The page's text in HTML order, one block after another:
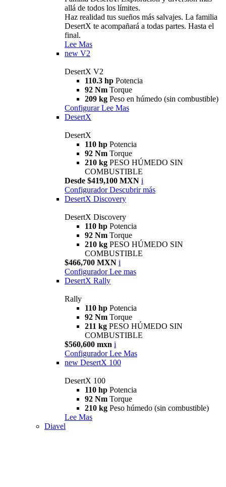
allá de todos los límites.
Haz realidad tus sueños más salvajes. La familia
DesertX te acompañará a todas partes. Hasta el
final.
Lee Mas
new V2
DesertX V2
110.3 hp Potencia
92 Nm Torque
209 kg Peso en húmedo (sin combustible)
Configurar Lee Mas
DesertX
DesertX
110 hp Potencia
92 Nm Torque
210 kg PESO HÚMEDO SIN
COMBUSTIBLE
Desde $419,100 MXN i
Configurador Descubrir más
DesertX Discovery
DesertX Discovery
110 hp Potencia
92 Nm Torque
210 kg PESO HÚMEDO SIN
COMBUSTIBLE
$466,700 MXN i
Configurador Lee mas
DesertX Rally
Rally
110 hp Potencia
92 Nm Torque
211 kg PESO HÚMEDO SIN
COMBUSTIBLE
$560,600 mxn i
Configurador Lee Mas
new DesertX 100
DesertX 100
110 hp Potencia
92 Nm Torque
210 kg Peso húmedo (sin combustible)
Lee Mas
Diavel